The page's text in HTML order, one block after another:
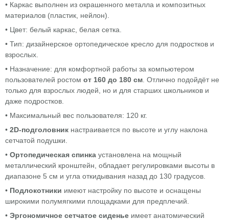
• Каркас выполнен из окрашенного металла и композитных
материалов (пластик, нейлон).
• Цвет: белый каркас, белая сетка.
• Тип: дизайнерское ортопедическое кресло для подростков и
взрослых.
• Назначение: для комфортной работы за компьютером
пользователей ростом от 160 до 180 см . Отлично подойдёт не
только для взрослых людей, но и для старших школьников и
даже подростков.
• Максимальный вес пользователя: 120 кг.
• 2D-подголовник настраивается по высоте и углу наклона
сетчатой подушки.
• Ортопедическая спинка установлена на мощный
металлический кронштейн, обладает регулировками высоты в
диапазоне 5 см и угла откидывания назад до 130 градусов.
• Подлокотники имеют настройку по высоте и оснащены
широкими полумягкими площадками для предплечий.
• Эргономичное сетчатое сиденье имеет анатомический